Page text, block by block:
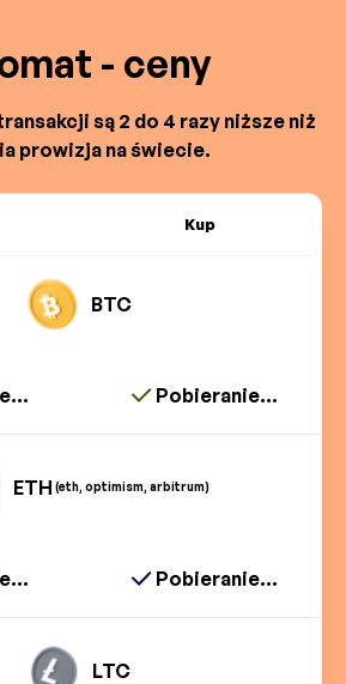
- ceny
są 2 do 4 razy niższe niż
prowizja na świecie.
Kup
BTC
Pobieranie...
ETH (eth, optimism, arbitrum)
Pobieranie...
LTC